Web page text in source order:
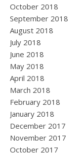
October 2018
September 2018
August 2018
July 2018
June 2018
May 2018
April 2018
March 2018
February 2018
January 2018
December 2017
November 2017
October 2017